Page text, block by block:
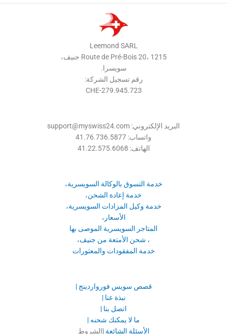
Leemond SARL
Route de Pré-Bois 20، 1215 جنيف،
سويسرا.
رقم تسجيل الشركة:
CHE-279.945.723
البريد الإلكتروني: support@myswiss24.com
واتساب: 41.76.736.5877
الهاتف: 41.22.575.6068
خدمة التسوق بالوكالة السويسرية،
خدمة إعادة الشحن،
خدمة وكيل المزادات السويسرية،
الأسعار،
المتاجر السويسرية الموصى بها
، شحن الأمتعة من جنيف،
خدمة المفقودات والمعثورات
قصص سويس فورواردينج |
نبذة عنا |
اتصل بنا |
ما لا يمكنك شحنه |
الأسئلة الشائعة |الشروط